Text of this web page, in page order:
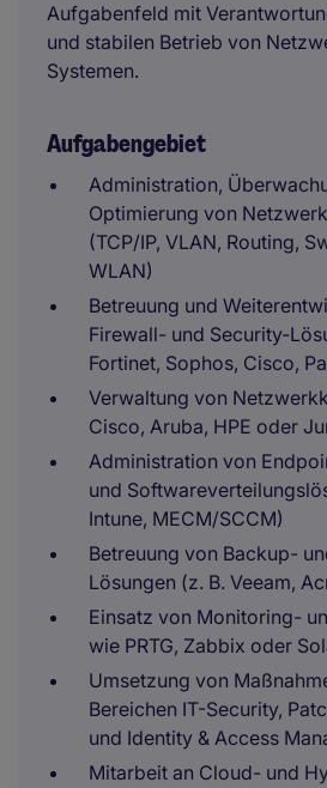
Aufgabenfeld mit
und stabilen Betrieb von
Systemen.
Aufgabengebiet
Administration,
Optimierung von
(TCP/IP, VLAN, Routing,
WLAN)
Betreuung und
Firewall- und Security-
Fortinet, Sophos, Cisco,
Verwaltung von
Cisco, Aruba, HPE oder
Administration von
und
Intune, MECM/SCCM)
Betreuung von Backup-
Lösungen (z. B. Veeam,
Einsatz von Monitoring-
wie PRTG, Zabbix oder
Umsetzung von
Bereichen IT-Security,
und Identity & Access
Mitarbeit an Cloud- und